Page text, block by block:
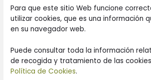
Para que este sitio Web funcione
utilizar cookies, que es una información
en su navegador web.
Puede consultar toda la información
de recogida y tratamiento de las
Política de Cookies.